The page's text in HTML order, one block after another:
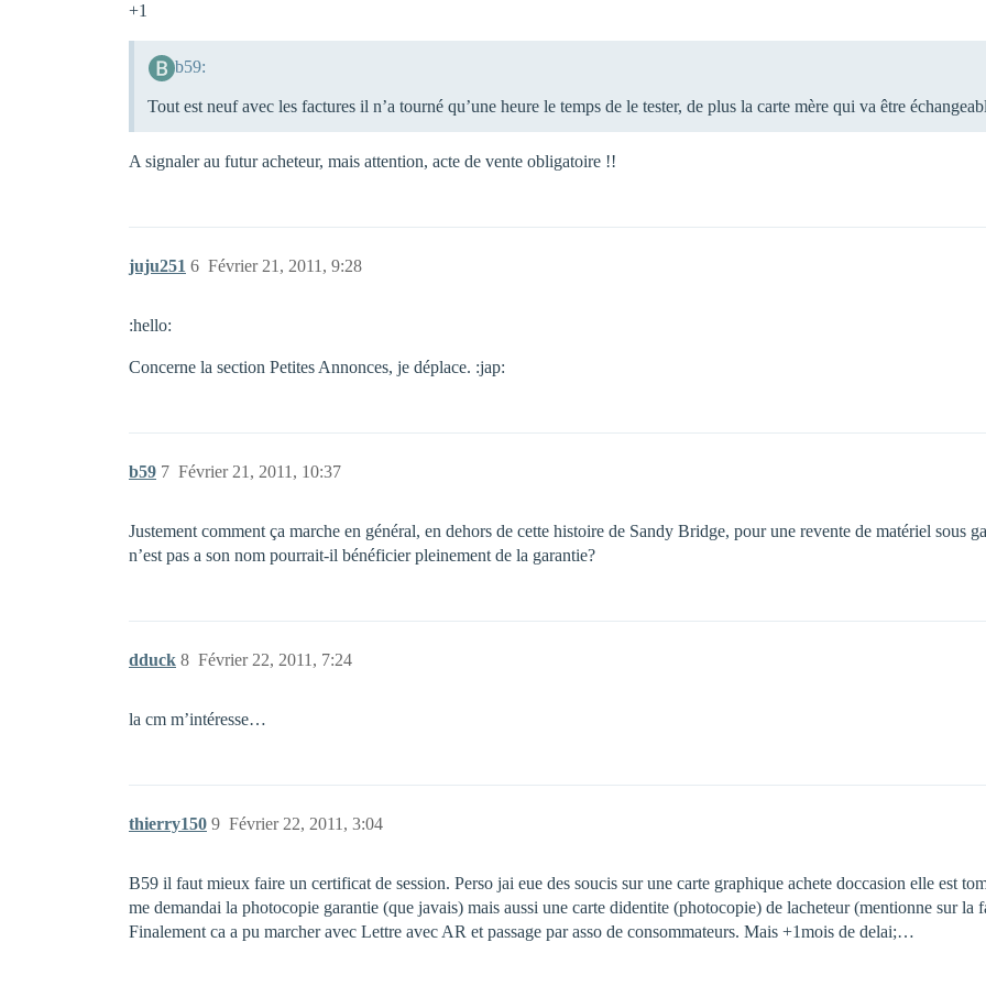
+1
b59:
Tout est neuf avec les factures il n’a tourné qu’une heure le temps de le tester, de plus la carte mère qui va être
A signaler au futur acheteur, mais attention, acte de vente obligatoire !!
juju251 Février 21, 2011, 9:28
6
:hello:
Concerne la section Petites Annonces, je déplace. :jap:
b59 Février 21, 2011, 10:37
7
Justement comment ça marche en général, en dehors de cette histoire de Sandy Bridge, pour une revente de matériel sous
n’est pas a son nom pourrait-il bénéficier pleinement de la garantie?
dduck Février 22, 2011, 7:24
8
la cm m’intéresse…
thierry150 Février 22, 2011, 3:04
9
B59 il faut mieux faire un certificat de session. Perso jai eue des soucis sur une carte graphique achete doccasion elle est
me demandai la photocopie garantie (que javais) mais aussi une carte didentite (photocopie) de lacheteur (mentionne sur la
Finalement ca a pu marcher avec Lettre avec AR et passage par asso de consommateurs. Mais +1mois de delai;…